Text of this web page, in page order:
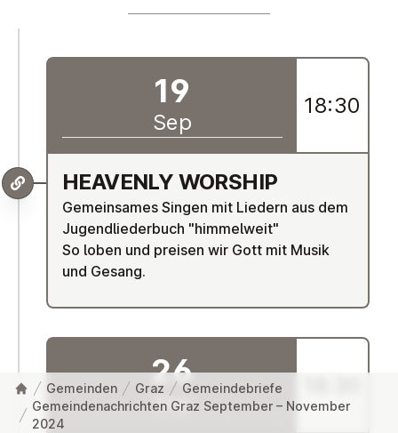
HEAVENLY WORSHIP
Gemeinsames Singen mit Liedern aus dem
Jugendliederbuch "himmelweit"
So loben und preisen wir Gott mit Musik
und Gesang.
19
Sep
18:30
26
Sep
Gemeinden Graz
Gemeindebriefe
Gemeindenachrichten Graz September – November
2024